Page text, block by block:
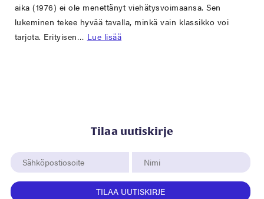
aika (1976) ei ole menettänyt viehätysvoimaansa. Sen
lukeminen tekee hyvää tavalla, minkä vain klassikko voi
tarjota. Erityisen… Lue lisää
Tilaa uutiskirje
TILAA UUTISKIRJE